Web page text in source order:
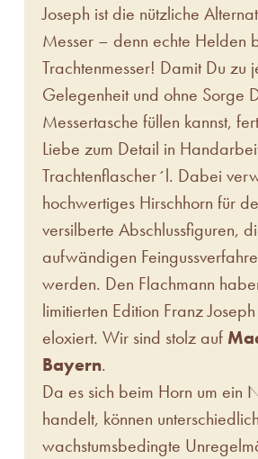
Joseph ist die nützliche
Messer – denn echte Helden
Trachtenmesser! Damit Du zu
Gelegenheit und ohne Sorge
Messertasche füllen kannst,
Liebe zum Detail in
Trachtenflascher´l. Dabei
hochwertiges Hirschhorn für
versilberte Abschlussfiguren,
aufwändigen
werden. Den Flachmann
limitierten Edition Franz
eloxiert. Wir sind stolz auf
Bayern.
Da es sich beim Horn um ein
handelt, können
wachstumsbedingte